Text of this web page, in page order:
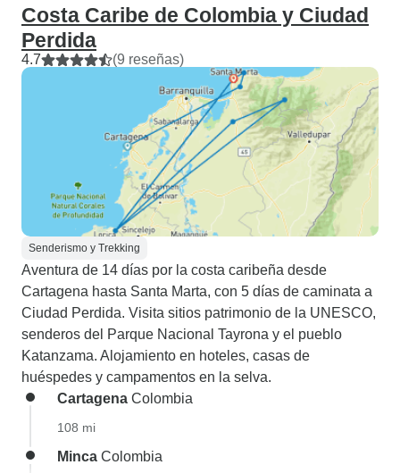
Costa Caribe de Colombia y Ciudad
Perdida
4.7 (9 reseñas)
Senderismo y Trekking
Aventura de 14 días por la costa caribeña desde
Cartagena hasta Santa Marta, con 5 días de caminata a
Ciudad Perdida. Visita sitios patrimonio de la UNESCO,
senderos del Parque Nacional Tayrona y el pueblo
Katanzama. Alojamiento en hoteles, casas de
huéspedes y campamentos en la selva.
Cartagena Colombia
108 mi
Minca Colombia